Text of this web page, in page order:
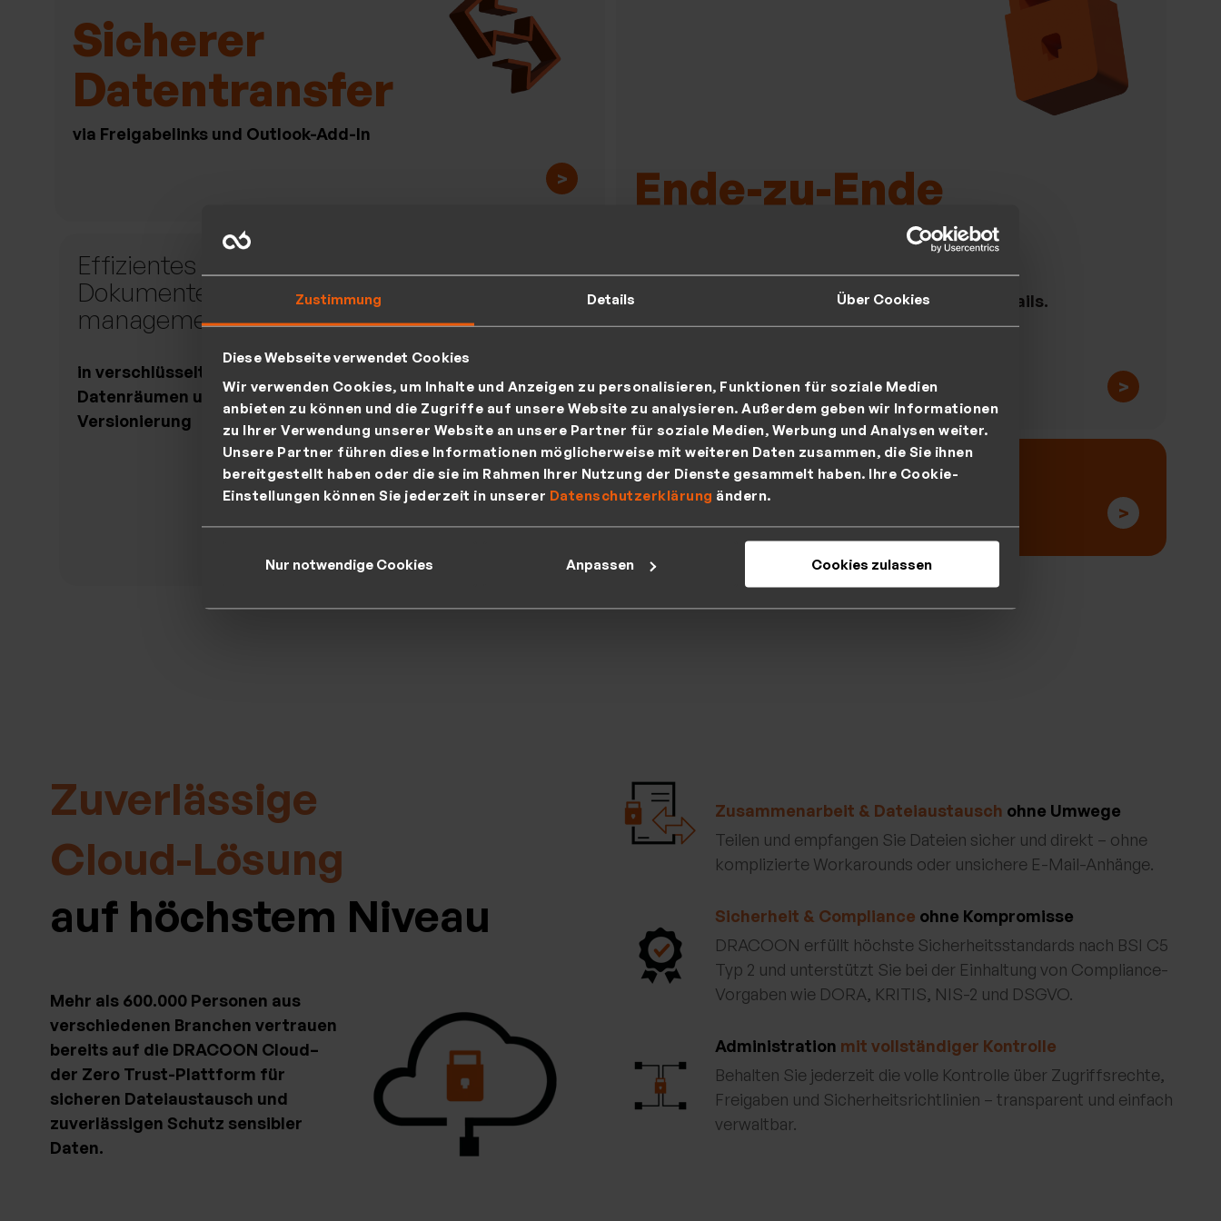
Zustimmung Details Über Cookies
Diese Webseite verwendet Cookies
Wir verwenden Cookies, um Inhalte und Anzeigen zu personalisieren, Funktionen für soziale Medien
anbieten zu können und die Zugriffe auf unsere Website zu analysieren. Außerdem geben wir Informationen
zu Ihrer Verwendung unserer Website an unsere Partner für soziale Medien, Werbung und Analysen weiter.
Unsere Partner führen diese Informationen möglicherweise mit weiteren Daten zusammen, die Sie ihnen
bereitgestellt haben oder die sie im Rahmen Ihrer Nutzung der Dienste gesammelt haben. Ihre Cookie-
Einstellungen können Sie jederzeit in unserer Datenschutzerklärung ändern.
Nur notwendige Cookies Anpassen Cookies zulassen
Sicherer
Datentransfer
via Freigabelinks und Outlook-Add-In
>
Effizientes
Dokumenten-
management
in verschlüsselten
Datenräumen und Datei-
Versionierung
Benutzer- und
Rechtemanagement
Datenzugriff und volle
Datenkontrolle
Ende-zu-Ende
Verschlüsselung
für die absolute Sicherheit Ihrer Daten und E-Mails.
>
Mehr erfahren >
Zuverlässige
Cloud-Lösung
auf höchstem Niveau
Mehr als 600.000 Personen aus
verschiedenen Branchen vertrauen
bereits auf die DRACOON Cloud–
der Zero Trust-Plattform für
sicheren Dateiaustausch und
zuverlässigen Schutz sensibler
Daten.
Zusammenarbeit & Dateiaustausch ohne Umwege
Teilen und empfangen Sie Dateien sicher und direkt – ohne
komplizierte Workarounds oder unsichere E-Mail-Anhänge.
Sicherheit & Compliance ohne Kompromisse
DRACOON erfüllt höchste Sicherheitsstandards nach BSI C5
Typ 2 und unterstützt Sie bei der Einhaltung von Compliance-
Vorgaben wie DORA, KRITIS, NIS-2 und DSGVO.
Administration mit vollständiger Kontrolle
Behalten Sie jederzeit die volle Kontrolle über Zugriffsrechte,
Freigaben und Sicherheitsrichtlinien – transparent und einfach
verwaltbar.